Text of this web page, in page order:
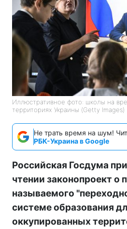
Иллюстративное фото: школы на
территориях Украины (Getty Images)
Не трать время на шум!
РБК-Украина в Google
Российская Госдума
чтении законопроект о
называемого
системе образования
оккупированных